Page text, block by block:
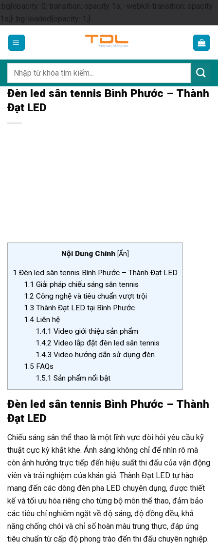
.bg{opacity: 0; transition: opacity 1s; -webkit-transition: opacity
1s;} .bg-loaded{opacity: 1;}Skip
content
kiếm:
Đèn led sân tennis Bình Phước – Thành
Đạt LED
Nội Dung Chính [Ẩn]
1 Đèn led sân tennis Bình Phước – Thành Đạt LED
1.1 Giải pháp chiếu sáng sân tennis
1.2 Công nghệ và tiêu chuẩn vượt trội
1.3 Thành Đạt LED tại Bình Phước
1.4 Liên hệ
1.4.1 Video giới thiệu sản phẩm
1.4.2 Video lắp đặt đèn led sân tennis
1.4.3 Video hướng dẫn sử dụng đèn
1.5 FAQs
1.5.1 Sản phẩm nổi bật
Đèn led sân tennis Bình Phước – Thành
Đạt LED
Chiếu sáng sân thể thao là một lĩnh vực đòi hỏi yêu cầu kỹ
thuật cực kỳ khắt khe. Ánh sáng không chỉ để nhìn rõ mà
còn ảnh hưởng trực tiếp đến hiệu suất thi đấu của vận động
viên và trải nghiệm của khán giả. Thành Đạt LED tự hào
mang đến các dòng đèn pha LED chuyên dụng, được thiết
kế và tối ưu hóa riêng cho từng bộ môn thể thao, đảm bảo
các tiêu chí nghiêm ngặt về độ sáng, độ đồng đều, khả
năng chống chói và chỉ số hoàn màu trung thực, đáp ứng
tiêu chuẩn từ cấp độ phong trào đến thi đấu chuyên nghiệp.